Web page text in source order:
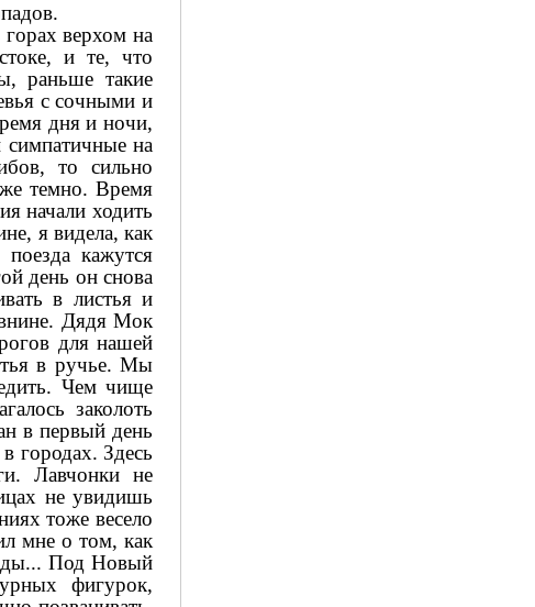
верхом на
и те, что
раньше такие
с сочными и
дня и ночи,
симпатичные на
то сильно
темно. Время
начали ходить
я видела, как
кажутся
день он снова
в листья и
Дядя Мок
для нашей
в ручье. Мы
Чем чище
заколоть
в первый день
городах. Здесь
Лавчонки не
не увидишь
тоже весело
мне о том, как
Под Новый
фигурок,